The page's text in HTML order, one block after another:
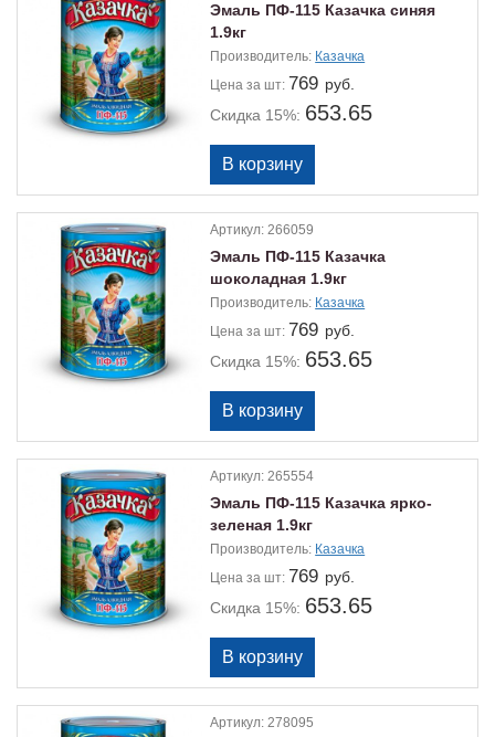
Эмаль ПФ-115 Казачка синяя
1.9кг
Производитель: Казачка
Цена за шт: 769 руб.
Скидка 15%: 653.65
Артикул:266059
Эмаль ПФ-115 Казачка
шоколадная 1.9кг
Производитель: Казачка
Цена за шт: 769 руб.
Скидка 15%: 653.65
Артикул:265554
Эмаль ПФ-115 Казачка ярко-
зеленая 1.9кг
Производитель: Казачка
Цена за шт: 769 руб.
Скидка 15%: 653.65
Артикул:278095